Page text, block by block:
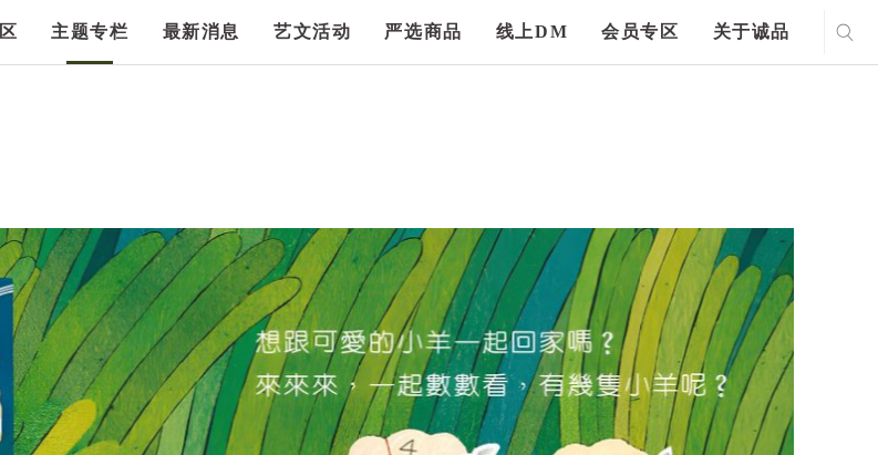
主题专栏 最新消息 艺文活动 严选商品 线上DM 会员专区 关于诚品